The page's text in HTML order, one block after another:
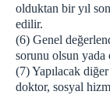
olduktan bir yıl
edilir.
(6) Genel
sorunu olsun yada
(7) Yapılacak
doktor, sosyal